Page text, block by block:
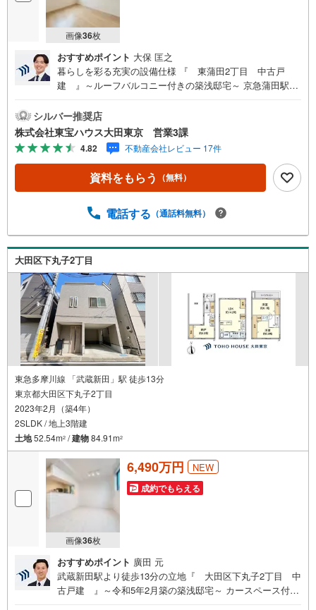
画像36枚
おすすめポイント 大保 匡之
暮らしを彩る充実の設備仕様 『 東蒲田2丁目 中古戸
建 』～ルーフバルコニー付きの築浅邸宅～ 京急蒲田駅徒
ステムキッチン 浴室乾燥機付！天候に左右されずお洗濯で
きます リビング床暖房付き！冬場も足元暖かく快適です 全
室ペアガラス！外気温の影響を受けにくく快適 3階部分に
ルーフバルコニー付き！～東京、川崎エリアの「住まい」
探しに確かな安心と満足を～ 東宝ハウス大田東京ならでは
の高品質なサービスをお届けします。各種ご相談も承って
シミュレーションお電話よりお問い合わせの際は「Yaho
内・現地を見学する】ボタンよりご予約いただくとご見学
がスムーズにご案内できます。お客様のお住まいへの「希
望」を形にするべく全力でお手伝いさせていただきます。
お会いできる日を心待ちにしております。
シルバー推奨店
株式会社東宝ハウス大田東京 営業3課
4.82 不動産会社レビュー 17件
資料をもらう （無料）
電話する （通話料無料）
大田区下丸子2丁目
東急多摩川線 「武蔵新田」駅 徒歩13分
東京都大田区下丸子2丁目
2023年2月（築4年）
2SLDK / 地上3階建
土地52.54m2 /建物84.91m2
画像36枚
6,490万円 NEW
成約でもらえる
おすすめポイント 廣田 元
武蔵新田駅より徒歩13分の立地『 大田区下丸子2丁目 中
古戸建 』～令和5年2月築の築浅邸宅～ カースペース付き